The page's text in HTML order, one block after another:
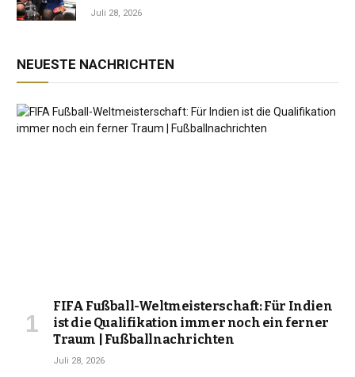
Jahrzehnt der Instabilität zu beenden
Juli 28, 2026
NEUESTE NACHRICHTEN
FIFA Fußball-Weltmeisterschaft: Für Indien
ist die Qualifikation immer noch ein ferner
Traum | Fußballnachrichten
Juli 28, 2026